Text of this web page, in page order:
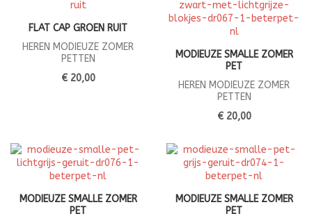
FLAT CAP GROEN RUIT
HEREN MODIEUZE ZOMER
PETTEN
€ 20,00
MODIEUZE SMALLE ZOMER
PET
HEREN MODIEUZE ZOMER
PETTEN
€ 20,00
MODIEUZE SMALLE ZOMER
PET
MODIEUZE SMALLE ZOMER
PET